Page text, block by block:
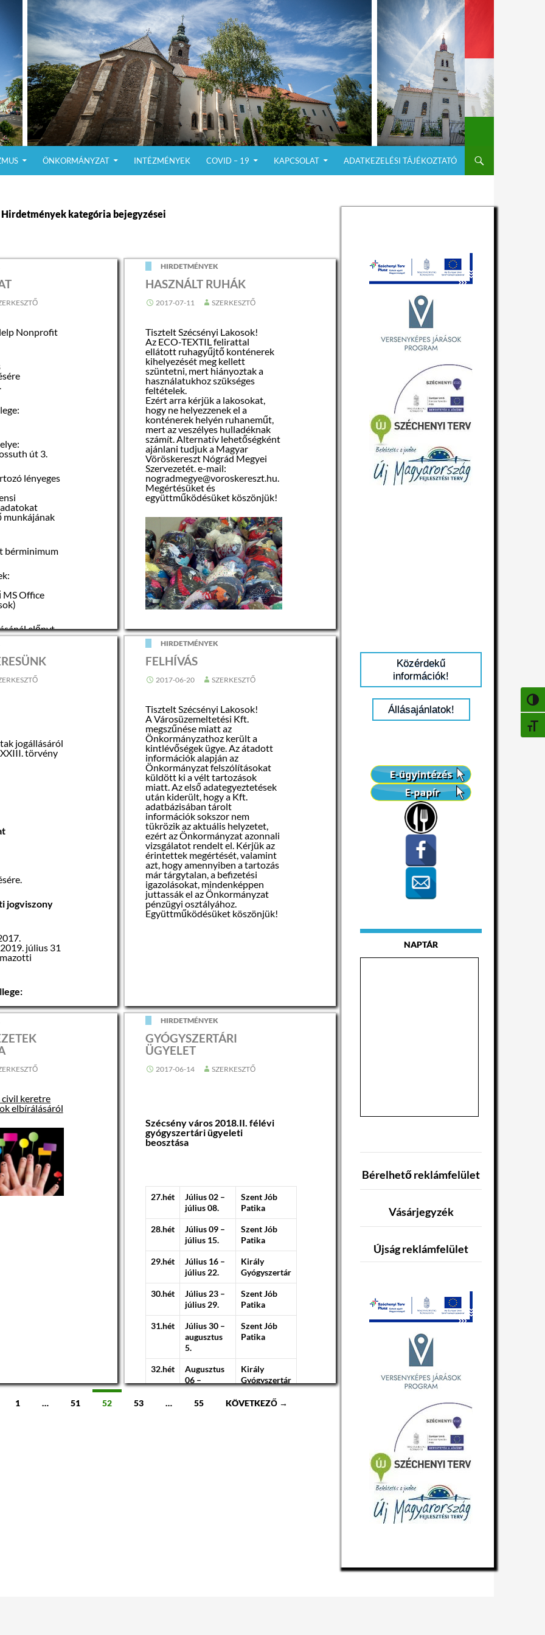
ÖNKORMÁNYZAT INTÉZMÉNYEK COVID – 19 KAPCSOLAT ADATKEZELÉSI TÁJÉKOZTATÓ
Hirdetmények kategória bejegyzései
Nonprofit
út 3.
lényeges
munkájának
bérminimum
Office
előnyt
precizitás,
igazolások:
és
15.
Lóránt
HIRDETMÉNYEK
HASZNÁLT RUHÁK
2017-07-11 SZERKESZTŐ
Tisztelt Szécsényi Lakosok!
Az ECO-TEXTIL felirattal
ellátott ruhagyűjtő konténerek
kihelyezését meg kellett
szüntetni, mert hiányoztak a
használatukhoz szükséges
feltételek.
Ezért arra kérjük a lakosokat,
hogy ne helyezzenek el a
konténerek helyén ruhaneműt,
mert az veszélyes hulladéknak
számít. Alternatív lehetőségként
ajánlani tudjuk a Magyar
Vöröskereszt Nógrád Megyei
Szervezetét. e-mail:
nogradmegye@voroskereszt.hu.
Megértésüket és
együttműködésüket köszönjük!
jogállásáról
törvény
jogviszony
július 31
Szécsény,
illetve a
járó
Város
HIRDETMÉNYEK
FELHÍVÁS
2017-06-20 SZERKESZTŐ
Tisztelt Szécsényi Lakosok!
A Városüzemeltetési Kft.
megszűnése miatt az
Önkormányzathoz került a
kintlévőségek ügye. Az átadott
információk alapján az
Önkormányzat felszólításokat
küldött ki a vélt tartozások
miatt. Az első adategyeztetések
után kiderült, hogy a Kft.
adatbázisában tárolt
információk sokszor nem
tükrözik az aktuális helyzetet,
ezért az Önkormányzat azonnali
vizsgálatot rendelt el. Kérjük az
érintettek megértését, valamint
azt, hogy amennyiben a tartozás
már tárgytalan, a befizetési
igazolásokat, mindenképpen
juttassák el az Önkormányzat
pénzügyi osztályához.
Együttműködésüket köszönjük!
civil keretre
elbírálásáról
HIRDETMÉNYEK
GYÓGYSZERTÁRI
ÜGYELET
2017-06-14 SZERKESZTŐ
Szécsény város 2018.II. félévi
gyógyszertári ügyeleti
beosztása
27.hét
Július 02 –
július 08.
Szent Jób
Patika
28.hét
Július 09 –
július 15.
Szent Jób
Patika
29.hét
Július 16 –
július 22.
Király
Gyógyszertár
30.hét
Július 23 –
július 29.
Szent Jób
Patika
31.hét
Július 30 –
augusztus
5.
Szent Jób
Patika
32.hét
Augusztus
06 –
12.
Király
Gyógyszertár
1 … 51 52 53 … 55 KÖVETKEZŐ →
Közérdekű
információk!
Állásajánlatok!
NAPTÁR
Bérelhető reklámfelület
Vásárjegyzék
Újság reklámfelület